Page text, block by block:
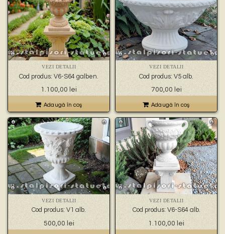
VEZI DETALII
Cod produs: V6-S64 galben.
1.100,00 lei
Adaugă în coş
VEZI DETALII
Cod produs: V5 alb.
700,00 lei
Adaugă în coş
VEZI DETALII
Cod produs: V1 alb.
500,00 lei
VEZI DETALII
Cod produs: V6-S64 alb.
1.100,00 lei